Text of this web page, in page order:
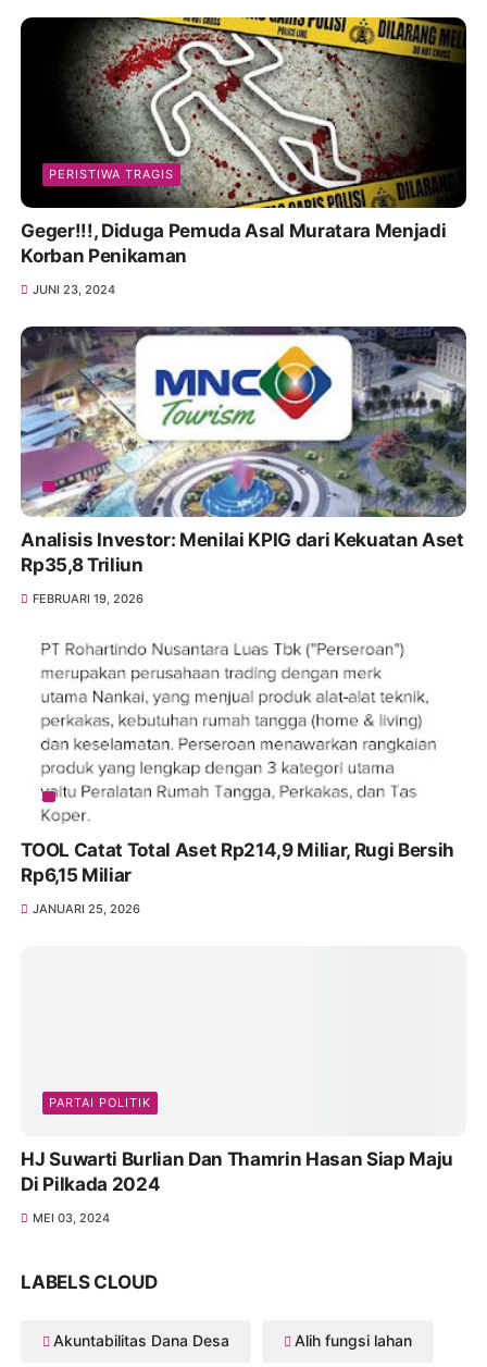
PERISTIWA TRAGIS
Geger!!!, Diduga Pemuda Asal Muratara Menjadi
Korban Penikaman
JUNI 23, 2024
Analisis Investor: Menilai KPIG dari Kekuatan Aset
Rp35,8 Triliun
FEBRUARI 19, 2026
TOOL Catat Total Aset Rp214,9 Miliar, Rugi Bersih
Rp6,15 Miliar
JANUARI 25, 2026
PARTAI POLITIK
HJ Suwarti Burlian Dan Thamrin Hasan Siap Maju
Di Pilkada 2024
MEI 03, 2024
LABELS CLOUD
Akuntabilitas Dana Desa Alih fungsi lahan